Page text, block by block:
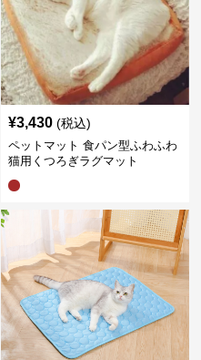
¥3,430 (税込)
ペットマット 食パン型ふわふわ
猫用くつろぎラグマット